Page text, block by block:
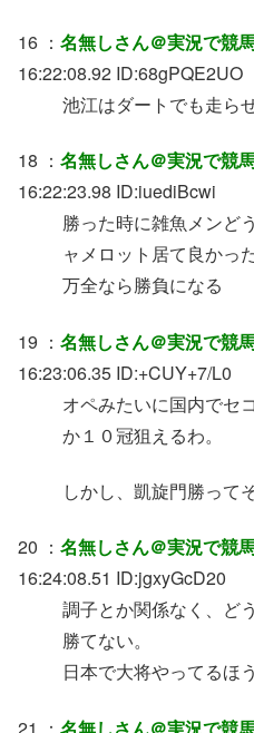
16 ： 名無しさん＠実況で競
16:22:08.92 ID:68gPQE2UO
池江はダートでも走ら
18 ： 名無しさん＠実況で競
16:22:23.98 ID:iuediBcwi
勝った時に雑魚メンど
ャメロット居て良かっ
万全なら勝負になる
19 ： 名無しさん＠実況で競
16:23:06.35 ID:+CUY+7/L0
オペみたいに国内でセ
か１０冠狙えるわ。
しかし、凱旋門勝って
20 ： 名無しさん＠実況で競
16:24:08.51 ID:jgxyGcD20
調子とか関係なく、ど
勝てない。
日本で大将やってるほ
21 ： 名無しさん＠実況で競